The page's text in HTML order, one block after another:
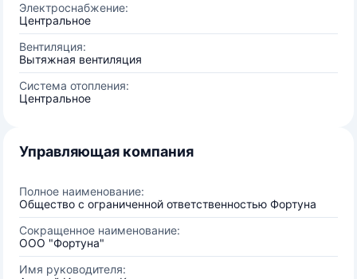
Электроснабжение:
Центральное
Вентиляция:
Вытяжная вентиляция
Система отопления:
Центральное
Управляющая компания
Полное наименование:
Общество с ограниченной ответственностью Фортуна
Сокращенное наименование:
ООО "Фортуна"
Имя руководителя: